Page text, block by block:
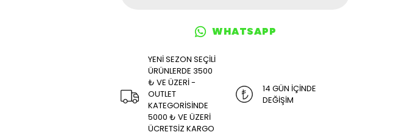
WHATSAPP
YENİ SEZON SEÇİLİ
ÜRÜNLERDE 3500
₺ VE ÜZERİ -
OUTLET
KATEGORİSİNDE
5000 ₺ VE ÜZERİ
ÜCRETSİZ KARGO
14 GÜN İÇİNDE
DEĞİŞİM